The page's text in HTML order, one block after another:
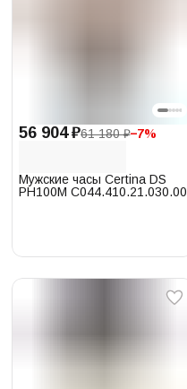
56 904 ₽61 180 ₽−7%
Мужские часы Certina DS
PH100M C044.410.21.030.00